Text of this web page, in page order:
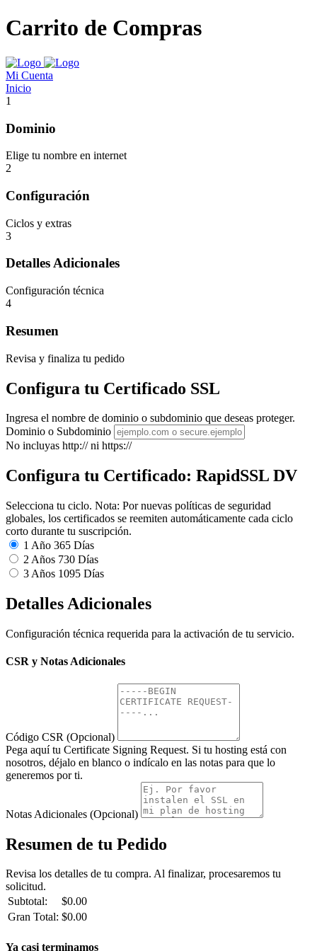
Carrito de Compras
Mi Cuenta
Inicio
1
Dominio
Elige tu nombre en internet
2
Configuración
Ciclos y extras
3
Detalles Adicionales
Configuración técnica
4
Resumen
Revisa y finaliza tu pedido
Configura tu Certificado SSL
Ingresa el nombre de dominio o subdominio que deseas proteger.
Dominio o Subdominio
No incluyas http:// ni https://
Configura tu Certificado: RapidSSL DV
Selecciona tu ciclo. Nota: Por nuevas políticas de seguridad
globales, los certificados se reemiten automáticamente cada ciclo
corto durante tu suscripción.
1 Año 365 Días
2 Años 730 Días
3 Años 1095 Días
Detalles Adicionales
Configuración técnica requerida para la activación de tu servicio.
CSR y Notas Adicionales
Código CSR (Opcional)
Pega aquí tu Certificate Signing Request. Si tu hosting está con
nosotros, déjalo en blanco o indícalo en las notas para que lo
generemos por ti.
Notas Adicionales (Opcional)
Resumen de tu Pedido
Revisa los detalles de tu compra. Al finalizar, procesaremos tu
solicitud.
Subtotal:
$0.00
Gran Total: $0.00
Ya casi terminamos